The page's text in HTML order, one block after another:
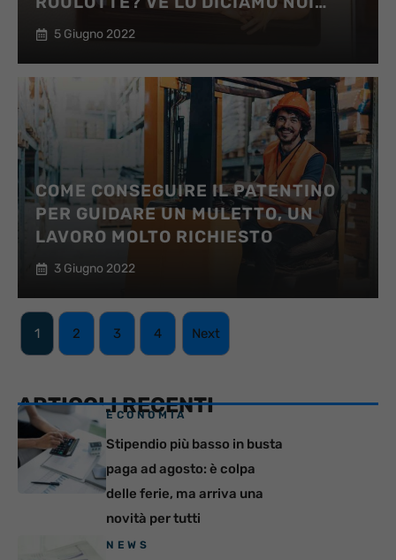
5 Giugno 2022
COME CONSEGUIRE IL PATENTINO
PER GUIDARE UN MULETTO, UN
LAVORO MOLTO RICHIESTO
3 Giugno 2022
1 2 3 4 Next
ARTICOLI RECENTI
ECONOMIA
Stipendio più basso in busta
paga ad agosto: è colpa
delle ferie, ma arriva una
novità per tutti
NEWS